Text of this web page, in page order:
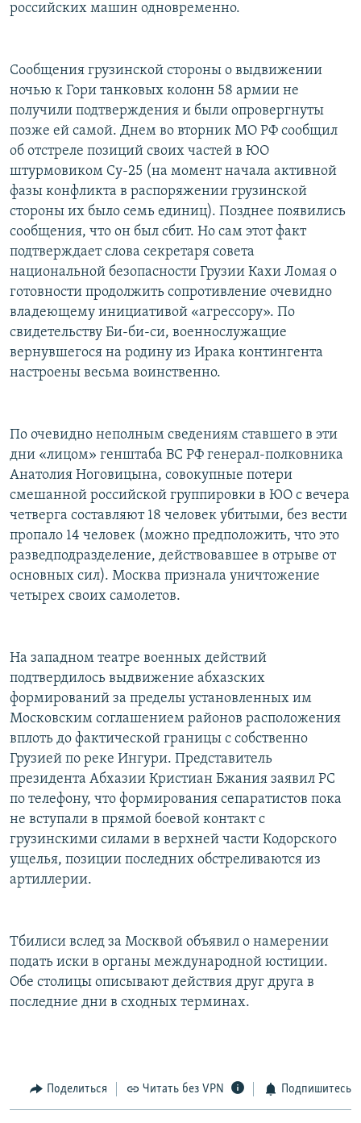
российских машин одновременно.
Сообщения грузинской стороны о выдвижении
ночью к Гори танковых колонн 58 армии не
получили подтверждения и были опровергнуты
позже ей самой. Днем во вторник МО РФ сообщил
об отстреле позиций своих частей в ЮО
штурмовиком Су-25 (на момент начала активной
фазы конфликта в распоряжении грузинской
стороны их было семь единиц). Позднее появились
сообщения, что он был сбит. Но сам этот факт
подтверждает слова секретаря совета
национальной безопасности Грузии Кахи Ломая о
готовности продолжить сопротивление очевидно
владеющему инициативой «агрессору». По
свидетельству Би-би-си, военнослужащие
вернувшегося на родину из Ирака контингента
настроены весьма воинственно.
По очевидно неполным сведениям ставшего в эти
дни «лицом» генштаба ВС РФ генерал-полковника
Анатолия Ноговицына, совокупные потери
смешанной российской группировки в ЮО с вечера
четверга составляют 18 человек убитыми, без вести
пропало 14 человек (можно предположить, что это
разведподразделение, действовавшее в отрыве от
основных сил). Москва признала уничтожение
четырех своих самолетов.
На западном театре военных действий
подтвердилось выдвижение абхазских
формирований за пределы установленных им
Московским соглашением районов расположения
вплоть до фактической границы с собственно
Грузией по реке Ингури. Представитель
президента Абхазии Кристиан Бжания заявил РС
по телефону, что формирования сепаратистов пока
не вступали в прямой боевой контакт с
грузинскими силами в верхней части Кодорского
ущелья, позиции последних обстреливаются из
артиллерии.
Тбилиси вслед за Москвой объявил о намерении
подать иски в органы международной юстиции.
Обе столицы описывают действия друг друга в
последние дни в сходных терминах.
Поделиться Читать без VPN Подпишитесь